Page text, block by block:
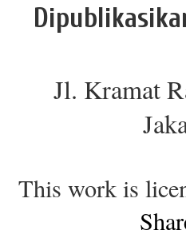
Jl. Kramat
This work is